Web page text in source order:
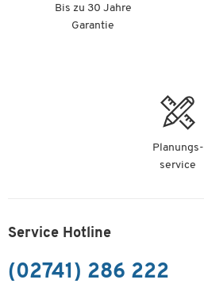
Bis zu 30 Jahre
Garantie
Planungs-
service
Service Hotline
(02741) 286 222